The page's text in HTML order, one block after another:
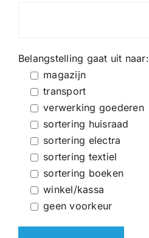
Belangstelling gaat uit naar:
magazijn
transport
verwerking goederen
sortering huisraad
sortering electra
sortering textiel
sortering boeken
winkel/kassa
geen voorkeur